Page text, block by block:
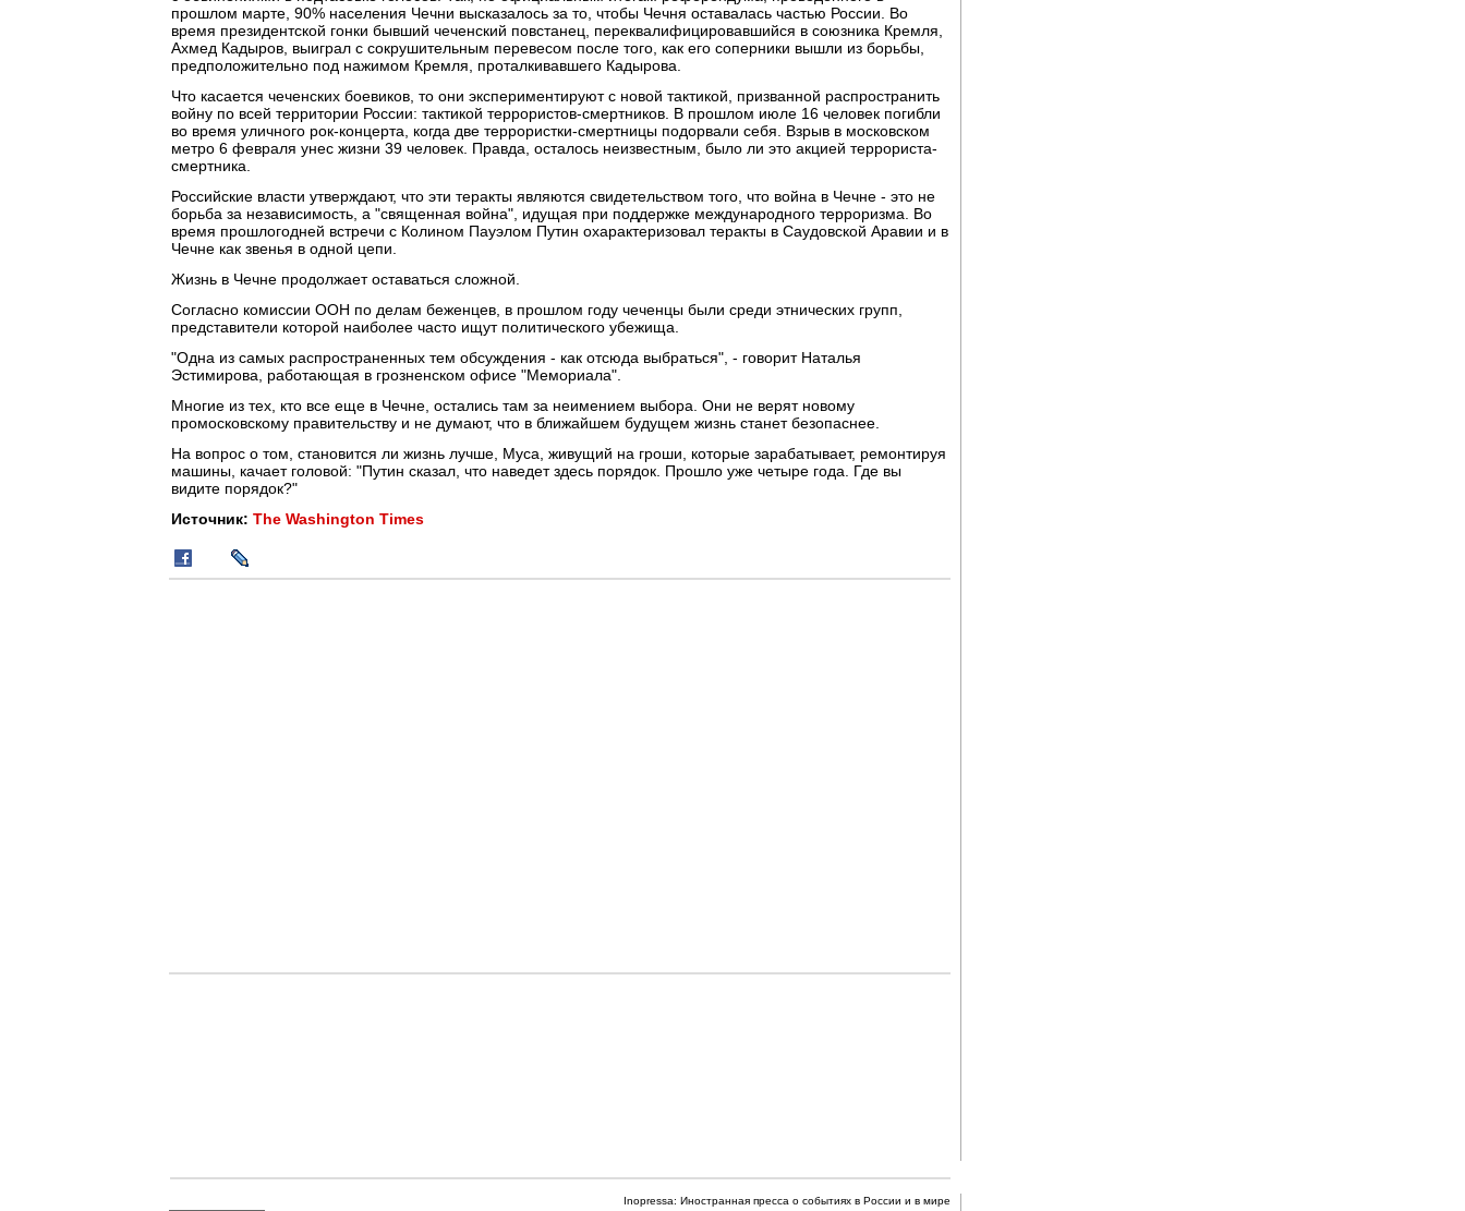
прошлом марте, 90% населения Чечни высказалось за то, чтобы Чечня оставалась частью России. Во
время президентской гонки бывший чеченский повстанец, переквалифицировавшийся в союзника Кремля,
Ахмед Кадыров, выиграл с сокрушительным перевесом после того, как его соперники вышли из борьбы,
предположительно под нажимом Кремля, проталкивавшего Кадырова.
Что касается чеченских боевиков, то они экспериментируют с новой тактикой, призванной распространить
войну по всей территории России: тактикой террористов-смертников. В прошлом июле 16 человек погибли
во время уличного рок-концерта, когда две террористки-смертницы подорвали себя. Взрыв в московском
метро 6 февраля унес жизни 39 человек. Правда, осталось неизвестным, было ли это акцией террориста-
смертника.
Российские власти утверждают, что эти теракты являются свидетельством того, что война в Чечне - это не
борьба за независимость, а "священная война", идущая при поддержке международного терроризма. Во
время прошлогодней встречи с Колином Пауэлом Путин охарактеризовал теракты в Саудовской Аравии и в
Чечне как звенья в одной цепи.
Жизнь в Чечне продолжает оставаться сложной.
Согласно комиссии ООН по делам беженцев, в прошлом году чеченцы были среди этнических групп,
представители которой наиболее часто ищут политического убежища.
"Одна из самых распространенных тем обсуждения - как отсюда выбраться", - говорит Наталья
Эстимирова, работающая в грозненском офисе "Мемориала".
Многие из тех, кто все еще в Чечне, остались там за неимением выбора. Они не верят новому
промосковскому правительству и не думают, что в ближайшем будущем жизнь станет безопаснее.
На вопрос о том, становится ли жизнь лучше, Муса, живущий на гроши, которые зарабатывает, ремонтируя
машины, качает головой: "Путин сказал, что наведет здесь порядок. Прошло уже четыре года. Где вы
видите порядок?"
Источник: The Washington Times
Inopressa: Иностранная пресса о событиях в России и в мире